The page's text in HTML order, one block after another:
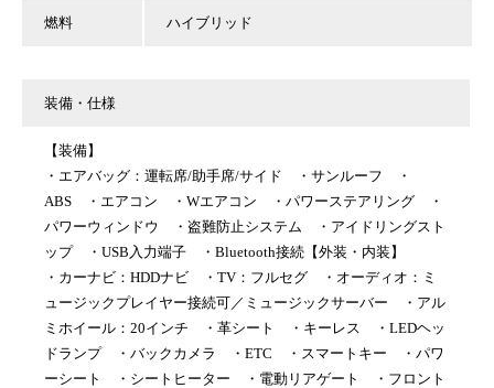
燃料 ハイブリッド
装備・仕様
【装備】
・エアバッグ：運転席/助手席/サイド ・サンルーフ ・
ABS ・エアコン ・Wエアコン ・パワーステアリング ・
パワーウィンドウ ・盗難防止システム ・アイドリングスト
ップ ・USB入力端子 ・Bluetooth接続【外装・内装】
・カーナビ：HDDナビ ・TV：フルセグ ・オーディオ：ミ
ュージックプレイヤー接続可／ミュージックサーバー ・アル
ミホイール：20インチ ・革シート ・キーレス ・LEDヘッ
ドランプ ・バックカメラ ・ETC ・スマートキー ・パワ
ーシート ・シートヒーター ・電動リアゲート ・フロント